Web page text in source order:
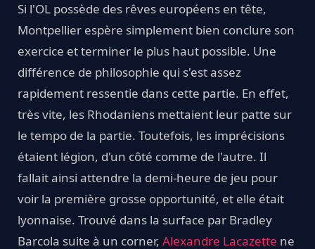
Si l'OL possède des rêves européens en tête,
Montpellier espère simplement bien conclure son
exercice et terminer le plus haut possible. Une
différence de philosophie qui s'est assez
rapidement ressentie dans cette partie. En effet,
très vite, les Rhodaniens mettaient leur patte sur
le tempo de la partie. Toutefois, les imprécisions
étaient légion, d'un côté comme de l'autre. Il
fallait ainsi attendre la demi-heure de jeu pour
voir la première grosse opportunité, et elle était
lyonnaise. Trouvé dans la surface par Bradley
Barcola suite à un corner, Alexandre Lacazette ne